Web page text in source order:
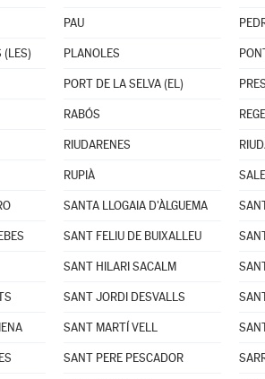
PAU
(LES) PLANOLES
PORT DE LA SELVA (EL)
RABÓS
RIUDARENES
RUPIÀ
SANTA LLOGAIA D'ÀLGUEMA
SANT FELIU DE BUIXALLEU
SANT HILARI SACALM
SANT JORDI DESVALLS
SANT MARTÍ VELL
SANT PERE PESCADOR